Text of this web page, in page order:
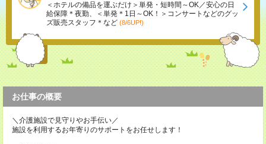
＜ホテルの備品を運ぶだけ＞単発・短時間～OK／安心の日
給保障＊夜勤、＜単発＊1日～OK！＞コンサートなどのグッ
ズ販売スタッフ＊など (8/6UP!)
お仕事の概要
＼介護施設で見守りやお手伝い／
施設を利用するお年寄りのサポートをお任せします！